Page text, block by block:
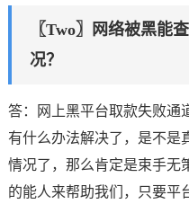
〖Two〗网络被黑能
况？
答：网上黑平台取款失败通
有什么办法解决了，是不是
情况了，那么肯定是束手无
的能人来帮助我们，只要平